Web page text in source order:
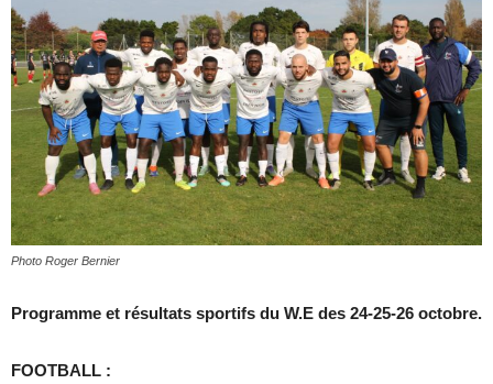
Photo Roger Bernier
Programme et résultats sportifs du W.E des 24-25-26 octobre.
FOOTBALL :